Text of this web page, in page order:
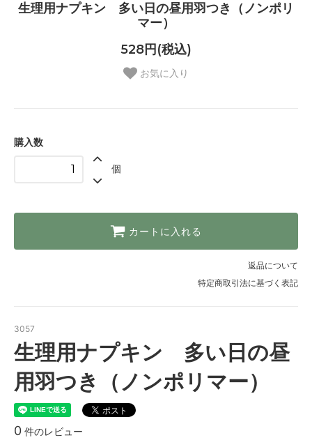
生理用ナプキン 多い日の昼用羽つき（ノンポリ
マー）
528円(税込)
お気に入り
購入数
個
カートに入れる
返品について
特定商取引法に基づく表記
3057
生理用ナプキン 多い日の昼
用羽つき（ノンポリマー）
0 件のレビュー